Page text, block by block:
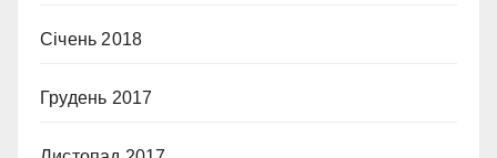
Січень 2018
Грудень 2017